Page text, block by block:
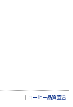
コーヒー品質宣言